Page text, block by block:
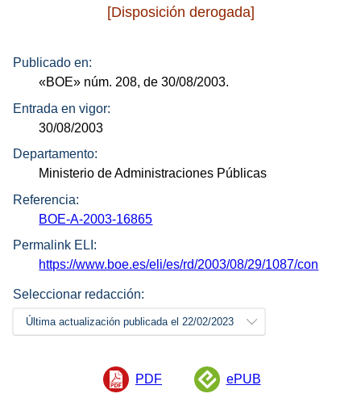
[Disposición derogada]
Publicado en:
«BOE» núm. 208, de 30/08/2003.
Entrada en vigor:
30/08/2003
Departamento:
Ministerio de Administraciones Públicas
Referencia:
BOE-A-2003-16865
Permalink ELI:
https://www.boe.es/eli/es/rd/2003/08/29/1087/con
Seleccionar redacción:
Última actualización publicada el 22/02/2023
PDF ePUB